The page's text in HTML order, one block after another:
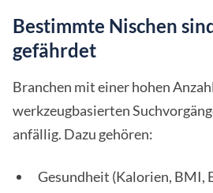
Bestimmte Nischen
gefährdet
Branchen mit einer hohen
werkzeugbasierten
anfällig. Dazu gehören:
Gesundheit (Kalorien, BMI,